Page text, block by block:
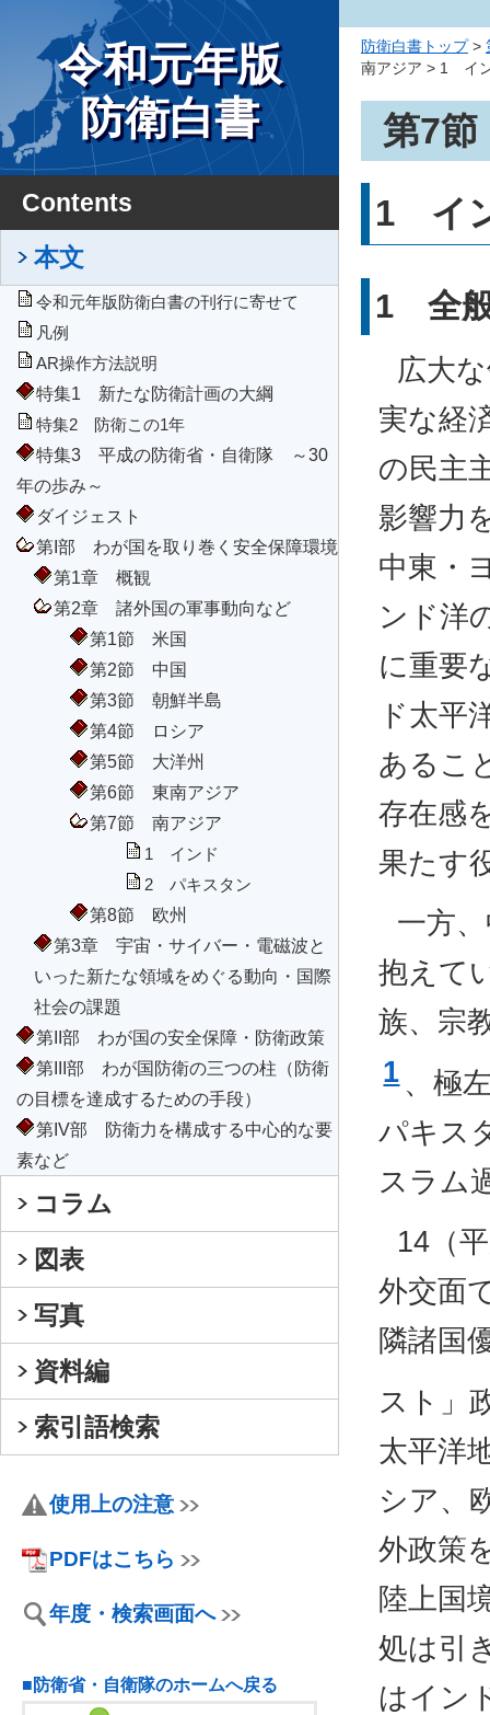
令和元年版
防衛白書
Contents
本文
令和元年版防衛白書の刊行に寄せて
凡例
AR操作方法説明
特集1 新たな防衛計画の大綱
特集2 防衛この1年
特集3 平成の防衛省・自衛隊 ～30
年の歩み～
ダイジェスト
第I部 わが国を取り巻く安全保障環境
第1章 概観
第2章 諸外国の軍事動向など
第1節 米国
第2節 中国
第3節 朝鮮半島
第4節 ロシア
第5節 大洋州
第6節 東南アジア
第7節 南アジア
1 インド
2 パキスタン
第8節 欧州
第3章 宇宙・サイバー・電磁波と
いった新たな領域をめぐる動向・国際
社会の課題
第II部 わが国の安全保障・防衛政策
第III部 わが国防衛の三つの柱（防衛
の目標を達成するための手段）
第IV部 防衛力を構成する中心的な要
素など
コラム
図表
写真
資料編
索引語検索
使用上の注意
PDFはこちら
年度・検索画面へ
■防衛省・自衛隊のホームへ戻る
防衛白書トップ>
南アジア > 1 イ
第7
1 イ
1 全
広大
実な経
の民主
影響力
中東・
ンド洋
に重要
ド太平
あるこ
存在感
果たす
一方
抱えて
族、宗
1 、極
パキス
スラム
14（
外交面
隣諸国
スト」
太平洋
シア、
外政策
陸上国
処は引
はイン